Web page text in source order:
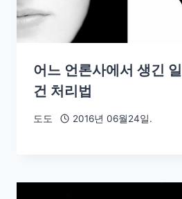
어느 언론사에서 생긴
건 처리법
도도 2016년 06월24일.